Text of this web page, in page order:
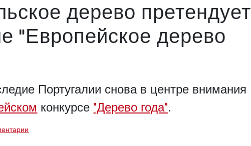
дерево претендует
"Европейское дерево
Португалии снова в центре внимания
конкурсе "Дерево года".